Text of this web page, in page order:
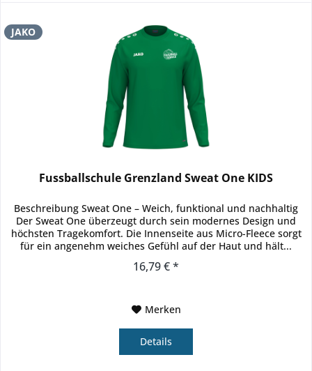
JAKO
Fussballschule Grenzland Sweat One KIDS
Beschreibung Sweat One – Weich, funktional und nachhaltig
Der Sweat One überzeugt durch sein modernes Design und
höchsten Tragekomfort. Die Innenseite aus Micro-Fleece sorgt
für ein angenehm weiches Gefühl auf der Haut und hält...
16,79 € *
Merken
Details